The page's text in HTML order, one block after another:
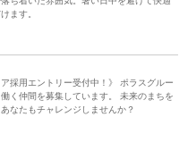
ます。
ア採用エントリー受付中！》 ポラスグルー
く仲間を募集しています。 未来のまちを
なたもチャレンジしませんか？